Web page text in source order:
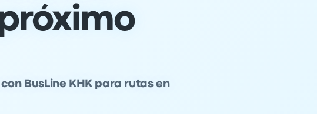
BusLine KHK para rutas en